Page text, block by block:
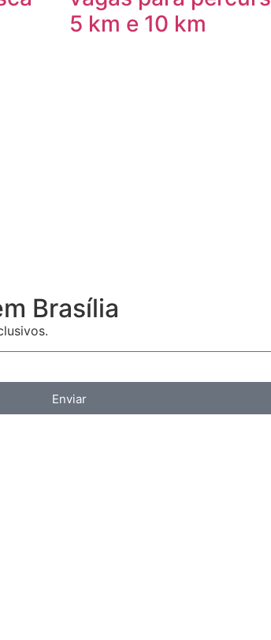
5 km e 10 km
Brasília
Enviar